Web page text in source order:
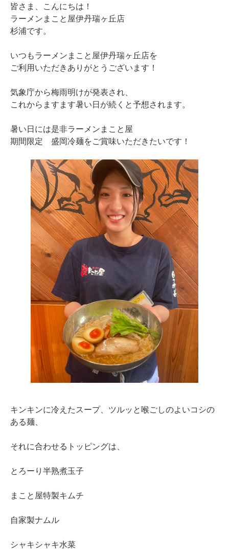
皆さま、こんにちは！
ラーメンまこと屋伊丹瑞ヶ丘店
杉浦です。
いつもラーメンまこと屋伊丹瑞ヶ丘店を
ご利用いただきありがとうございます！
気象庁から梅雨明けが発表され、
これからますます暑い日が続くと予想されます。
暑い日には是非ラーメンまこと屋
期間限定 盛岡冷麺をご賞味いただきたいです！
キンキンに冷えたスープ、ツルッと喉ごしのよいコシの
ある麺、
それに合わせるトッピングは、
とろーり半熟煮玉子
まこと屋特製キムチ
自家製ナムル
シャキシャキ水菜